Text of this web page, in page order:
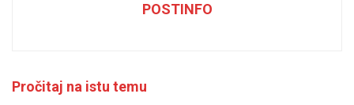
POSTINFO
Pročitaj na istu temu